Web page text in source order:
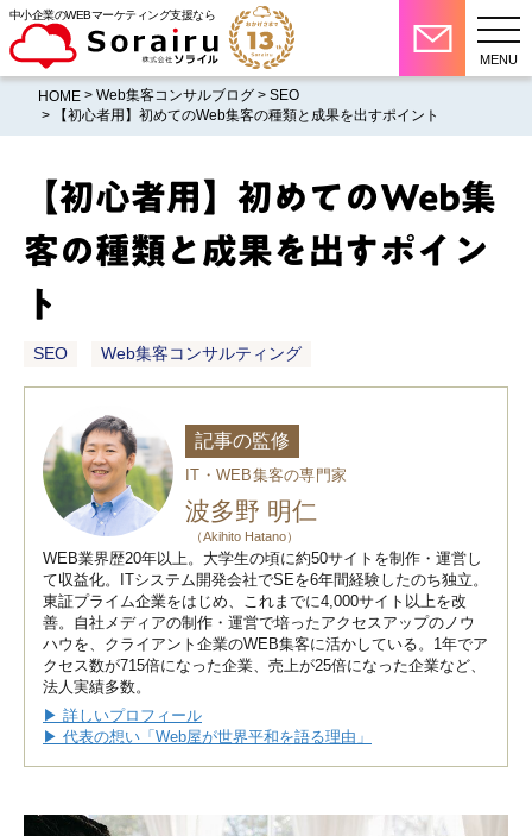
中小企業のWEBマーケティング支援なら
MENU
HOME > Web集客コンサルブログ > SEO
> 【初心者用】初めてのWeb集客の種類と成果を出すポイント
【初心者用】初めてのWeb集
客の種類と成果を出すポイン
ト
SEO Web集客コンサルティング
記事の監修
IT・WEB集客の専門家
波多野 明仁
（Akihito Hatano）
WEB業界歴20年以上。大学生の頃に約50サイトを制作・運営し
て収益化。ITシステム開発会社でSEを6年間経験したのち独立。
東証プライム企業をはじめ、これまでに4,000サイト以上を改
善。自社メディアの制作・運営で培ったアクセスアップのノウ
ハウを、クライアント企業のWEB集客に活かしている。1年でア
クセス数が715倍になった企業、売上が25倍になった企業など、
法人実績多数。
▶ 詳しいプロフィール
▶ 代表の想い「Web屋が世界平和を語る理由」